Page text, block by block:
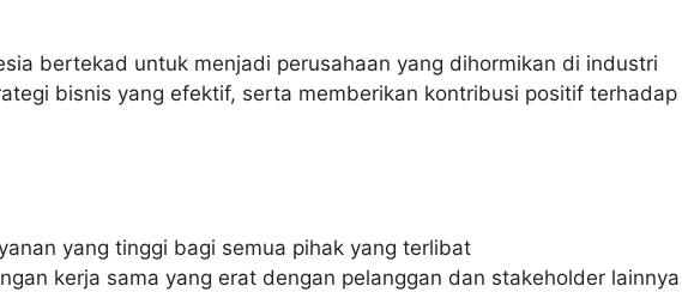
bertekad untuk menjadi perusahaan yang dihormikan di industri
bisnis yang efektif, serta memberikan kontribusi positif terhadap
yang tinggi bagi semua pihak yang terlibat
kerja sama yang erat dengan pelanggan dan stakeholder lainnya